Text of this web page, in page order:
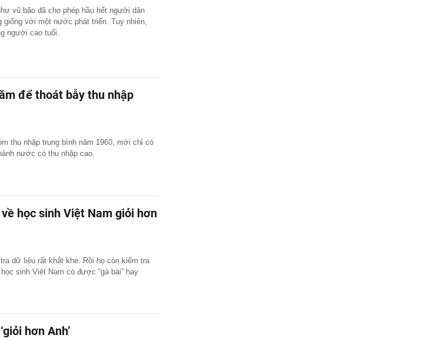
vũ bão đã cho phép hầu hết người dân
giống với một nước phát triển. Tuy nhiên,
người cao tuổi.
để thoát bẫy thu nhập
thu nhập trung bình năm 1960, mới chỉ có
nước có thu nhập cao.
học sinh Việt Nam giỏi hơn
dữ liệu rất khắt khe. Rồi họ còn kiểm tra
sinh Việt Nam có được “gà bài” hay
hơn Anh’